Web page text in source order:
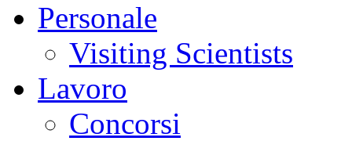
Personale
Visiting Scientists
Lavoro
Concorsi